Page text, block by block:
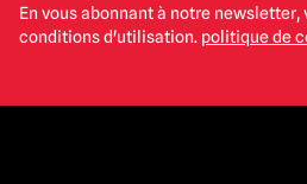
En vous abonnant à notre newsletter,
conditions d'utilisation. politique de